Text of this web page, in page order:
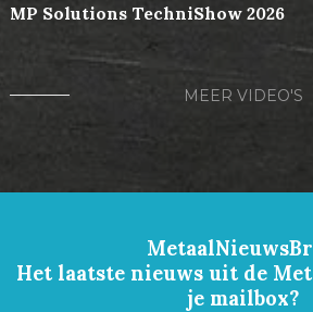
MP Solutions TechniShow 2026
MEER VIDEO'S
Het laatste nieuws uit de
je mailbox?